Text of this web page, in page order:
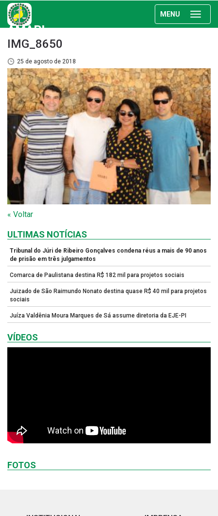
MENU
AMAPI
IMG_8650
25 de agosto de 2018
« Voltar
ULTIMAS NOTÍCIAS
Tribunal do Júri de Ribeiro Gonçalves condena réus a mais de 90 anos
de prisão em três julgamentos
Comarca de Paulistana destina R$ 182 mil para projetos sociais
Juizado de São Raimundo Nonato destina quase R$ 40 mil para projetos
sociais
Juíza Valdênia Moura Marques de Sá assume diretoria da EJE-PI
VÍDEOS
FOTOS